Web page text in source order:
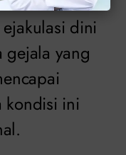
dini
yang
kondisi ini